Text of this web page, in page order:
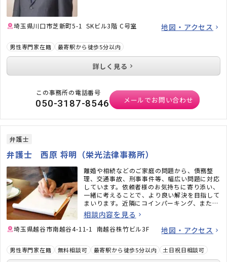
埼玉県川口市芝新町5-1 SKビル3階 C号室 地図・アクセス
男性専門家在籍 最寄駅から徒歩5分以内
詳しく見る
この事務所の電話番号
050-3187-8546 メールでお問い合わせ
弁護士
弁護士 西原 将明（栄光法律事務所）
離婚や相続などのご家庭の問題から、債務整
理、交通事故、刑事事件等、幅広い問題に対応
しています。依頼者様のお気持ちに寄り添い、
一緒に考えることで、より良い解決を目指して
まいります。近隣にコインパーキング、また建
物内にはエレベーターがあり、個室相談室も完
備しています。条件を満たす方は、法テラスや
分割払いもご利用いただけます。
相談内容を見る
埼玉県越谷市南越谷4-11-1 南越谷株竹ビル3F 地図・アクセス
男性専門家在籍 無料相談可 最寄駅から徒歩5分以内 土日祝日相談可